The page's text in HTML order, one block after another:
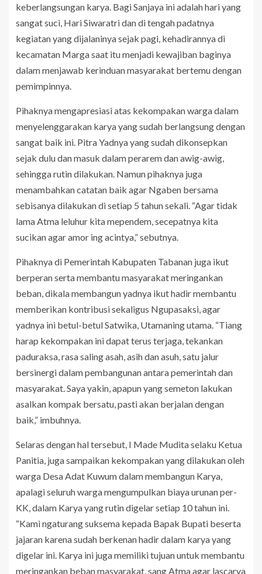
keberlangsungan karya. Bagi Sanjaya ini adalah hari yang
sangat suci, Hari Siwaratri dan di tengah padatnya
kegiatan yang dijalaninya sejak pagi, kehadirannya di
kecamatan Marga saat itu menjadi kewajiban baginya
dalam menjawab kerinduan masyarakat bertemu dengan
pemimpinnya.
Pihaknya mengapresiasi atas kekompakan warga dalam
menyelenggarakan karya yang sudah berlangsung dengan
sangat baik ini. Pitra Yadnya yang sudah dikonsepkan
sejak dulu dan masuk dalam perarem dan awig-awig,
sehingga rutin dilakukan. Namun pihaknya juga
menambahkan catatan baik agar Ngaben bersama
sebisanya dilakukan di setiap 5 tahun sekali. “Agar tidak
lama Atma leluhur kita mependem, secepatnya kita
sucikan agar amor ing acintya,” sebutnya.
Pihaknya di Pemerintah Kabupaten Tabanan juga ikut
berperan serta membantu masyarakat meringankan
beban, dikala membangun yadnya ikut hadir membantu
memberikan kontribusi sekaligus Ngupasaksi, agar
yadnya ini betul-betul Satwika, Utamaning utama. “Tiang
harap kekompakan ini dapat terus terjaga, tekankan
paduraksa, rasa saling asah, asih dan asuh, satu jalur
bersinergi dalam pembangunan antara pemerintah dan
masyarakat. Saya yakin, apapun yang semeton lakukan
asalkan kompak bersatu, pasti akan berjalan dengan
baik,” imbuhnya.
Selaras dengan hal tersebut, I Made Mudita selaku Ketua
Panitia, juga sampaikan kekompakan yang dilakukan oleh
warga Desa Adat Kuwum dalam membangun Karya,
apalagi seluruh warga mengumpulkan biaya urunan per-
KK, dalam Karya yang rutin digelar setiap 10 tahun ini.
“Kami ngaturang suksema kepada Bapak Bupati beserta
jajaran karena sudah berkenan hadir dalam karya yang
digelar ini. Karya ini juga memiliki tujuan untuk membantu
meringankan beban masyarakat, sang Atma agar lascarya